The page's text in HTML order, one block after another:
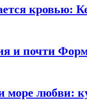
кровью:
и почти
любви: